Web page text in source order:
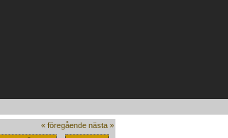
« föregående nästa »